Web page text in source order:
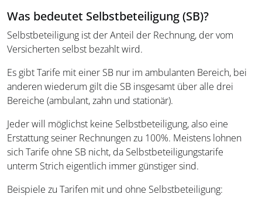
Was bedeutet Selbstbeteiligung (SB)?
Selbstbeteiligung ist der Anteil der Rechnung, der vom
Versicherten selbst bezahlt wird.
Es gibt Tarife mit einer SB nur im ambulanten Bereich, bei
anderen wiederum gilt die SB insgesamt über alle drei
Bereiche (ambulant, zahn und stationär).
Jeder will möglichst keine Selbstbeteiligung, also eine
Erstattung seiner Rechnungen zu 100%. Meistens lohnen
sich Tarife ohne SB nicht, da Selbstbeteiligungstarife
unterm Strich eigentlich immer günstiger sind.
Beispiele zu Tarifen mit und ohne Selbstbeteiligung: